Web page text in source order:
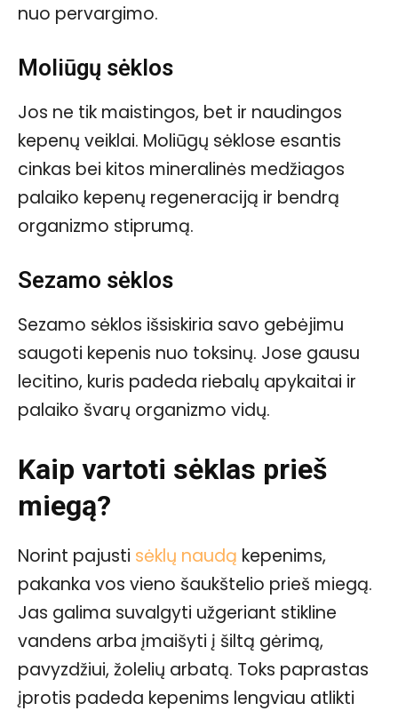
nuo pervargimo.
Moliūgų sėklos
Jos ne tik maistingos, bet ir naudingos
kepenų veiklai. Moliūgų sėklose esantis
cinkas bei kitos mineralinės medžiagos
palaiko kepenų regeneraciją ir bendrą
organizmo stiprumą.
Sezamo sėklos
Sezamo sėklos išsiskiria savo gebėjimu
saugoti kepenis nuo toksinų. Jose gausu
lecitino, kuris padeda riebalų apykaitai ir
palaiko švarų organizmo vidų.
Kaip vartoti sėklas prieš
miegą?
Norint pajusti sėklų naudą kepenims,
pakanka vos vieno šaukštelio prieš miegą.
Jas galima suvalgyti užgeriant stikline
vandens arba įmaišyti į šiltą gėrimą,
pavyzdžiui, žolelių arbatą. Toks paprastas
įprotis padeda kepenims lengviau atlikti